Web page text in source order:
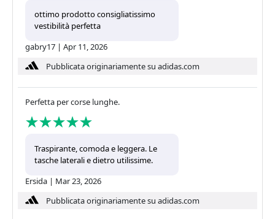
ottimo prodotto consigliatissimo
vestibilità perfetta
gabry17 | Apr 11, 2026
Pubblicata originariamente su adidas.com
Perfetta per corse lunghe.
Traspirante, comoda e leggera. Le
tasche laterali e dietro utilissime.
Ersida | Mar 23, 2026
Pubblicata originariamente su adidas.com